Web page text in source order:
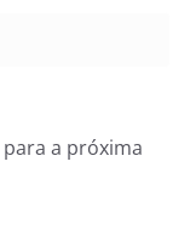
a próxima